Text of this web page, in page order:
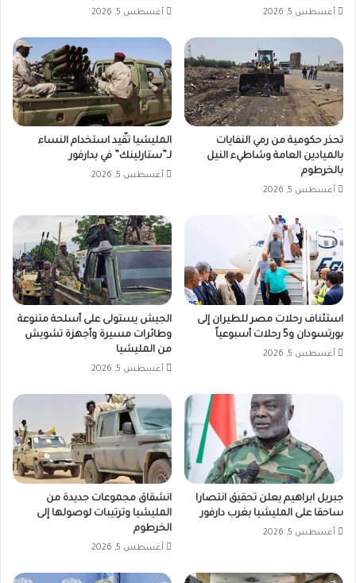
أغسطس 5, 2026 أغسطس 5, 2026
تحذر حكومية من رمي النفايات
بالميادين العامة وشاطيء النيل
بالخرطوم
أغسطس 5, 2026
المليشيا تقّيد استخدام النساء
لـ”ستارلينك” في بدارفور
أغسطس 5, 2026
استئناف رحلات مصر للطيران إلى
بورتسودان و5 رحلات أسبوعياً
أغسطس 5, 2026
الجيش يستولى على أسلحة متنوعة
وطائرات مسيرة وأجهزة تشويش
من المليشيا
أغسطس 5, 2026
جبريل ابراهيم يعلن تحقيق انتصارا
ساحقا على المليشيا بغرب دارفور
أغسطس 5, 2026
انشقاق مجموعات جديدة من
المليشيا وترتيبات لوصولها إلى
الخرطوم
أغسطس 5, 2026